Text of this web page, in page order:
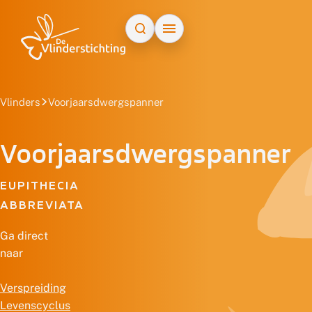
Vlinders Voorjaarsdwergspanner
Voorjaarsdwergspanner
EUPITHECIA
ABBREVIATA
Ga direct
naar
Verspreiding
Levenscyclus